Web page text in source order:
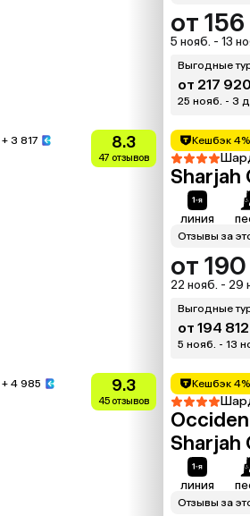
от
5 нояб. - 13
Выгодные
от 217
25 нояб. - 3
+ 3 817 8.3
47 отзывов
Кешбэк
Sharjah
линия
Отзывы за
от
22 нояб. - 29
Выгодные
от 194
5 нояб. - 13
+ 4 985 9.3
45 отзывов
Кешбэк
Sharjah
линия
Отзывы за